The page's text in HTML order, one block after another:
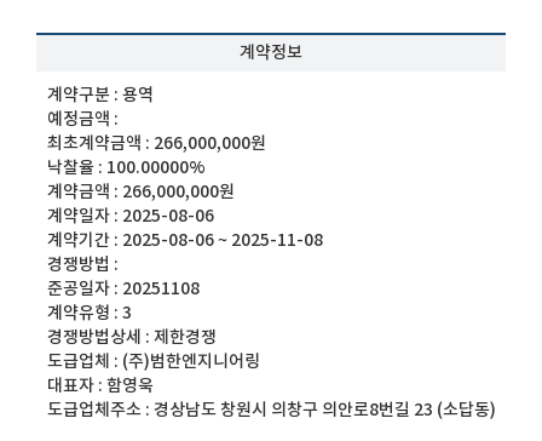
계약정보
계약구분 :용역
예정금액 :
최초계약금액 : 266,000,000원
낙찰율 : 100.00000%
계약금액 : 266,000,000원
계약일자 : 2025-08-06
계약기간 : 2025-08-06 ~ 2025-11-08
경쟁방법 :
준공일자 : 20251108
계약유형 :3
경쟁방법상세 :제한경쟁
도급업체 : (주)범한엔지니어링
대표자 :함영욱
도급업체주소 :경상남도 창원시 의창구 의안로8번길 23 (소답동)